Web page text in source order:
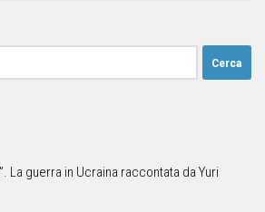
La guerra in Ucraina raccontata da Yuri